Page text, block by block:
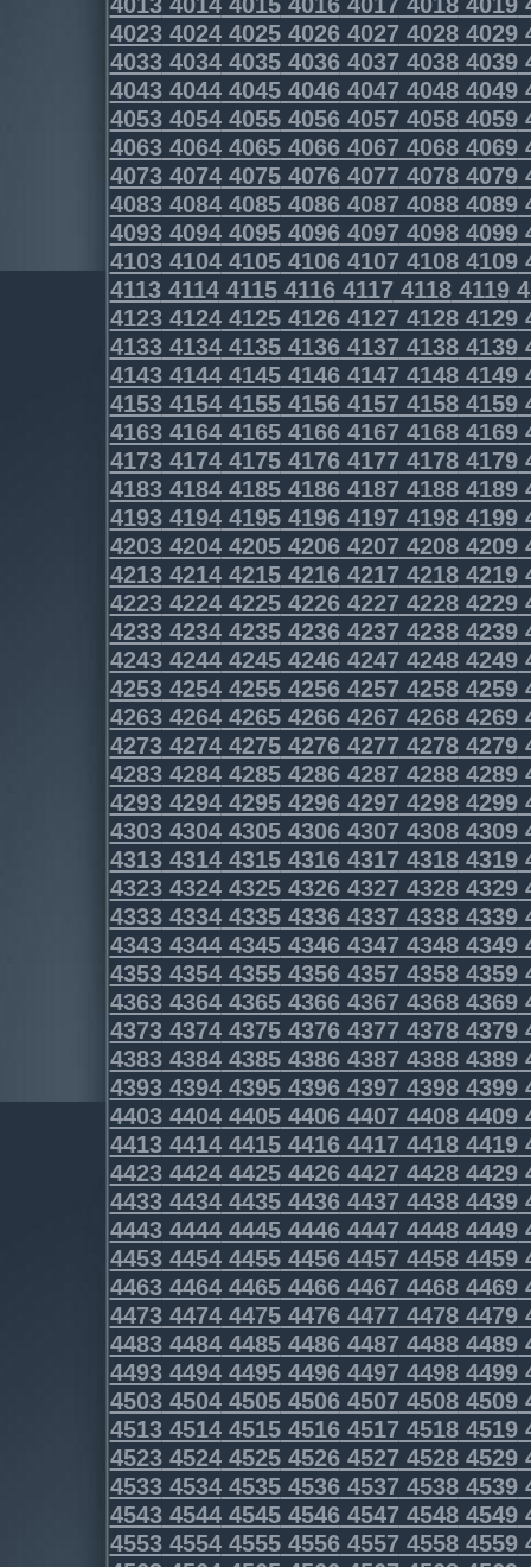
4023402440254026402740284029
4033403440354036403740384039
4043404440454046404740484049
4053405440554056405740584059
4063406440654066406740684069
4073407440754076407740784079
4083408440854086408740884089
4093409440954096409740984099
4103410441054106410741084109
4113411441154116411741184119
4123412441254126412741284129
4133413441354136413741384139
4143414441454146414741484149
4153415441554156415741584159
4163416441654166416741684169
4173417441754176417741784179
4183418441854186418741884189
4193419441954196419741984199
4203420442054206420742084209
4213421442154216421742184219
4223422442254226422742284229
4233423442354236423742384239
4243424442454246424742484249
4253425442554256425742584259
4263426442654266426742684269
4273427442754276427742784279
4283428442854286428742884289
4293429442954296429742984299
4303430443054306430743084309
4313431443154316431743184319
4323432443254326432743284329
4333433443354336433743384339
4343434443454346434743484349
4353435443554356435743584359
4363436443654366436743684369
4373437443754376437743784379
4383438443854386438743884389
4393439443954396439743984399
4403440444054406440744084409
4413441444154416441744184419
4423442444254426442744284429
4433443444354436443744384439
4443444444454446444744484449
4453445444554456445744584459
4463446444654466446744684469
4473447444754476447744784479
4483448444854486448744884489
4493449444954496449744984499
4503450445054506450745084509
4513451445154516451745184519
4523452445254526452745284529
4533453445354536453745384539
4543454445454546454745484549
4553455445554556455745584559